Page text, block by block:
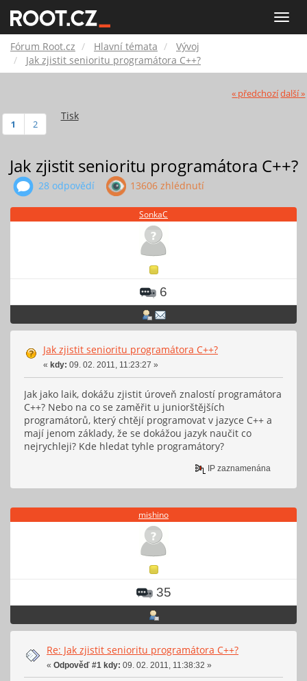
Toggle
Root.cz
Fórum Root.cz Hlavní témata
Vývoj
Jak zjistit senioritu programátora C++?
« předchozídalší »
Tisk
1 2
Jak zjistit senioritu programátora C++?
28 odpovědí 13606 zhlédnutí
SonkaC
6
Jak zjistit senioritu programátora C++?
« kdy: 09. 02. 2011, 11:23:27 »
Jak jako laik, dokážu zjistit úroveň znalostí programátora
C++? Nebo na co se zaměřit u juniorštějších
programátorů, který chtějí programovat v jazyce C++ a
mají jenom základy, že se dokážou jazyk naučit co
nejrychleji? Kde hledat tyhle programátory?
IP zaznamenána
mishino
35
Re: Jak zjistit senioritu programátora C++?
« Odpověď #1 kdy: 09. 02. 2011, 11:38:32 »